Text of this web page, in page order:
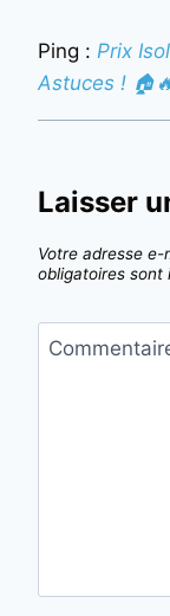
Ping : Prix
Astuces !
Laisser
Votre adresse e-
obligatoires sont